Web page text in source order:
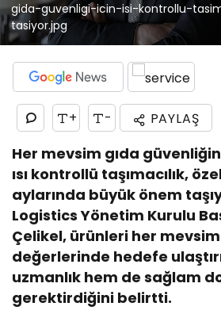
gida-guvenligi-icin-isi-kontrollu-
tasiyor.jpg
+ - PAYLAŞ
Her mevsim gıda
ısı kontrollü taşımacılık,
aylarında büyük önem
Logistics Yönetim Kurulu
Çelikel, ürünleri her mevsim
değerlerinde hedefe
uzmanlık hem de sağlam
gerektirdiğini belirtti.